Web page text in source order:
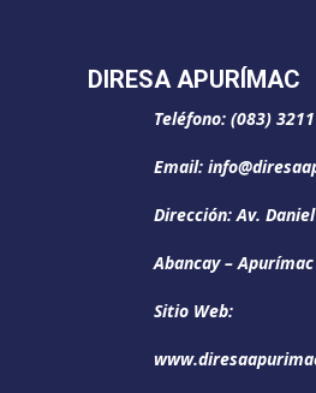
DIRESA APURÍMAC
Teléfono: (083)
Email:
Dirección: Av.
Abancay – Apurímac
Sitio Web: